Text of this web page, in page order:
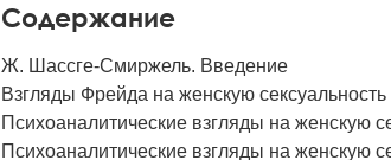
Содержание
Ж. Шассге-Смиржель. Введение
Взгляды Фрейда на женскую сексуальность
Психоаналитические взгляды на женскую
Психоаналитические взгляды на женскую